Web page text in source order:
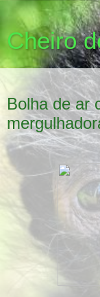
Cheiro
JUNHO 10, 2011
Bolha de ar